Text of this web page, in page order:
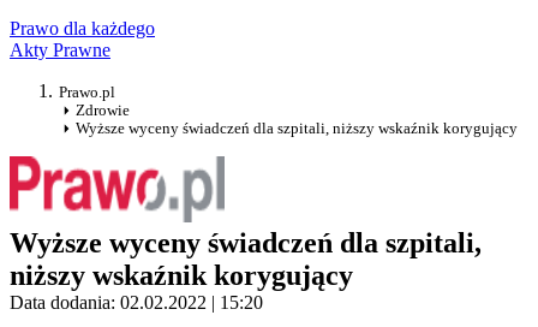
Prawo dla każdego
Akty Prawne
Prawo.pl
Zdrowie
Wyższe wyceny świadczeń dla szpitali, niższy wskaźnik korygujący
Wyższe wyceny świadczeń dla szpitali,
niższy wskaźnik korygujący
Data dodania: 02.02.2022 | 15:20